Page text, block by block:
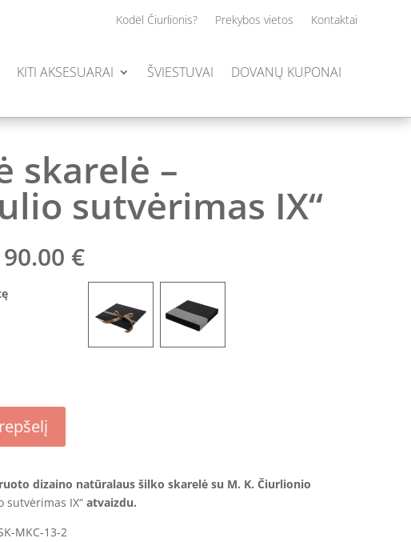
Kodėl Čiurlionis? Prekybos vietos Kontaktai
KITI AKSESUARAI ŠVIESTUVAI DOVANŲ KUPONAI
skarelė –
sutvėrimas IX“
90.00 €Price
range:
85.00 €
through
90.00 €
dizaino natūralaus šilko skarelė su M. K. Čiurlionio
sutvėrimas IX“atvaizdu.
MKC-13-2